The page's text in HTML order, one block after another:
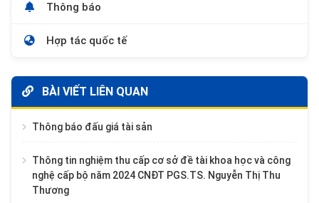
Thông báo
Hợp tác quốc tế
BÀI VIẾT LIÊN QUAN
Thông báo đấu giá tài sản
Thông tin nghiệm thu cấp cơ sở đề tài khoa học và công
nghệ cấp bộ năm 2024 CNĐT PGS.TS. Nguyễn Thị Thu
Thương